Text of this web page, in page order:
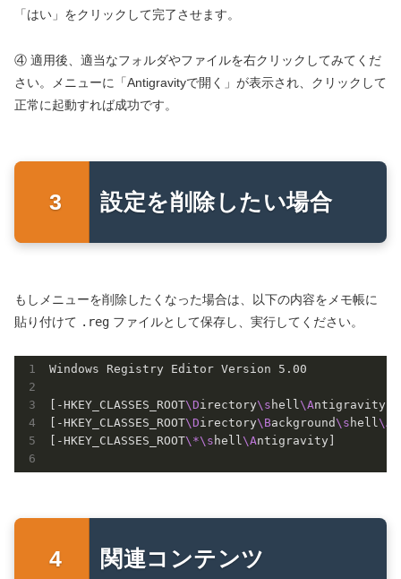
「はい」をクリックして完了させます。
④ 適用後、適当なフォルダやファイルを右クリックしてみてくだ
さい。メニューに「Antigravityで開く」が表示され、クリックして
正常に起動すれば成功です。
設定を削除したい場合
もしメニューを削除したくなった場合は、以下の内容をメモ帳に
貼り付けて .reg ファイルとして保存し、実行してください。
Windows Registry Editor Version 5.00
[-HKEY_CLASSES_ROOT\Directory\s hell\Antigravity]
[-HKEY_CLASSES_ROOT\Directory\Background\s hell\A
[-HKEY_CLASSES_ROOT\*\s hell\Antigravity]
関連コンテンツ